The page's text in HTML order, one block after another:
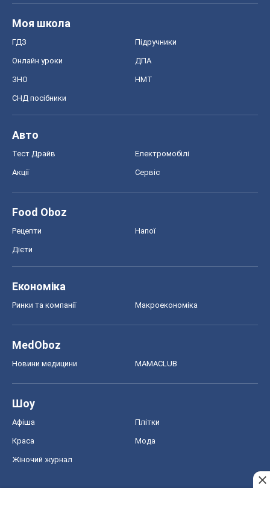
Моя школа
ГДЗ Підручники
Онлайн уроки ДПА
ЗНО НМТ
СНД посібники
Авто
Тест Драйв Електромобілі
Акції Сервіс
Food Oboz
Рецепти Напої
Дієти
Економіка
Ринки та компанії Макроекономіка
MedOboz
Новини медицини MAMACLUB
Шоу
Афіша Плітки
Краса Мода
Жіночий журнал